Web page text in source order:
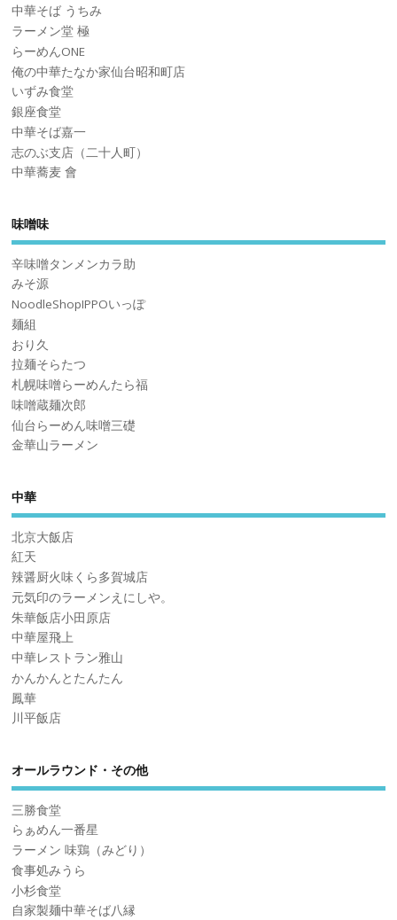
中華そば うちみ
ラーメン堂 極
らーめんONE
俺の中華たなか家仙台昭和町店
いずみ食堂
銀座食堂
中華そば嘉一
志のぶ支店（二十人町）
中華蕎麦 會
味噌味
辛味噌タンメンカラ助
みそ源
NoodleShopIPPOいっぽ
麺組
おり久
拉麺そらたつ
札幌味噌らーめんたら福
味噌蔵麺次郎
仙台らーめん味噌三礎
金華山ラーメン
中華
北京大飯店
紅天
辣醤厨火味くら多賀城店
元気印のラーメンえにしや。
朱華飯店小田原店
中華屋飛上
中華レストラン雅山
かんかんとたんたん
鳳華
川平飯店
オールラウンド・その他
三勝食堂
らぁめん一番星
ラーメン 味鶏（みどり）
食事処みうら
小杉食堂
自家製麺中華そば八縁